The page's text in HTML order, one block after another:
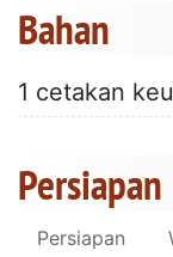
Bahan
1 cetakan
Persiapan
Persiapan